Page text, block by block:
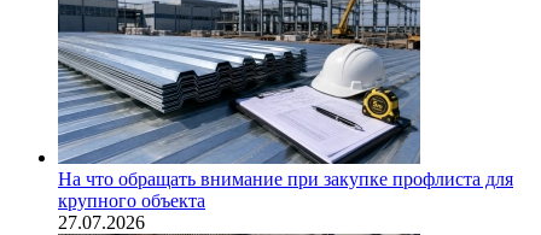
На что обращать внимание при закупке профлиста для
крупного объекта
27.07.2026